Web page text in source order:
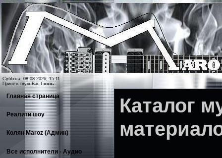
Суббота, 08.08.2026, 15:11
Приветствую Вас Гость
Главная страница
Реалити шоу
Колян Maroz (Админ)
Все исполнители - Аудио
Каталог